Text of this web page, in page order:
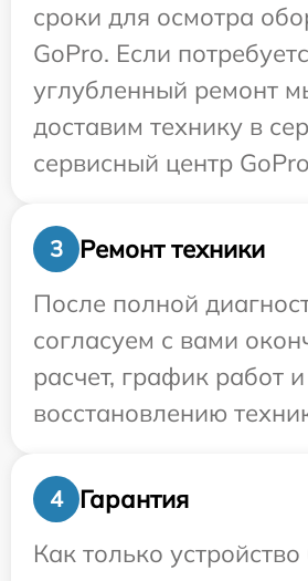
сроки для осмотра
GoPro. Если
углубленный ремонт
доставим технику в
сервисный центр
3
Ремонт техники
После полной
согласуем с вами
расчет, график работ
восстановлению
4
Гарантия
Как только устройство